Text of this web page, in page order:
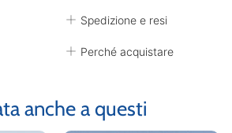
Spedizione e resi
Perché acquistare
anche a questi